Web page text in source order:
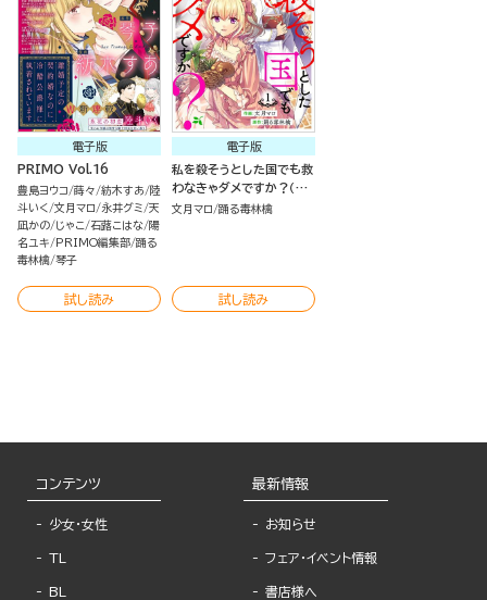
電子版
PRIMO Vol.16
豊島ヨウコ 蒔々 紡木すあ
陸
斗いく 文月マロ 永井グミ 天
凪かの じゃこ 石蕗こはな 陽
名ユキ
PRIMO編集部 踊る
毒林檎 琴子
試し読み
電子版
私を殺そうとした国でも救
わなきゃダメですか？（分
冊版）
文月マロ 踊る毒林檎
試し読み
コンテンツ
少女・女性
TL
BL
最新情報
お知らせ
フェア・イベント情報
書店様へ